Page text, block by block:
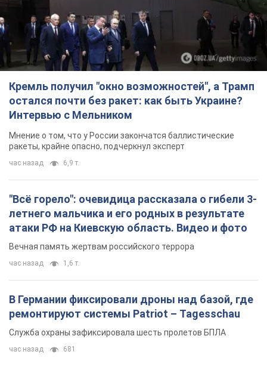
Кремль получил "окно возможностей", а Трамп
остался почти без ракет: как быть Украине?
Интервью с Мельником
Мнение о том, что у России закончатся баллистические
ракеты, крайне опасно, подчеркнул эксперт
час назад 6,9 т.
"Всё горело": очевидица рассказала о гибели 3-
летнего мальчика и его родных в результате
атаки РФ на Киевскую область. Видео и фото
Вечная память жертвам российского террора
час назад 1,6 т.
В Германии фиксировали дроны над базой, где
ремонтируют системы Patriot – Tagesschau
Служба охраны зафиксировала шесть пролетов БПЛА
час назад 681